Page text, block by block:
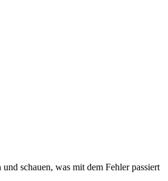
schauen, was mit dem Fehler passiert